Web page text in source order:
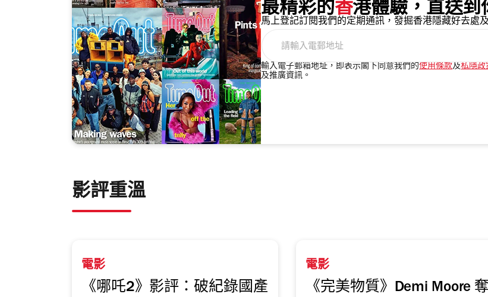
最精彩的香港體驗，直送到
馬上登記訂閱我們的定期通訊，發掘香港隱藏好去處
入
電
輸入電子郵箱地址，即表示閣下同意我們的使用條款及私隱政
及推廣資訊。
影評重溫
電影
《哪吒2》影評：破紀錄國產
電影
《完美物質》Demi Moore 奪